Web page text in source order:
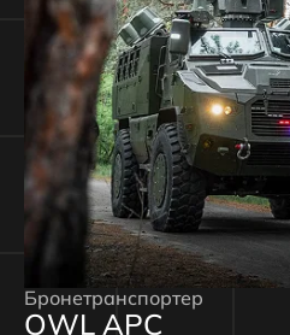
Бронетранспортер
OWL APC